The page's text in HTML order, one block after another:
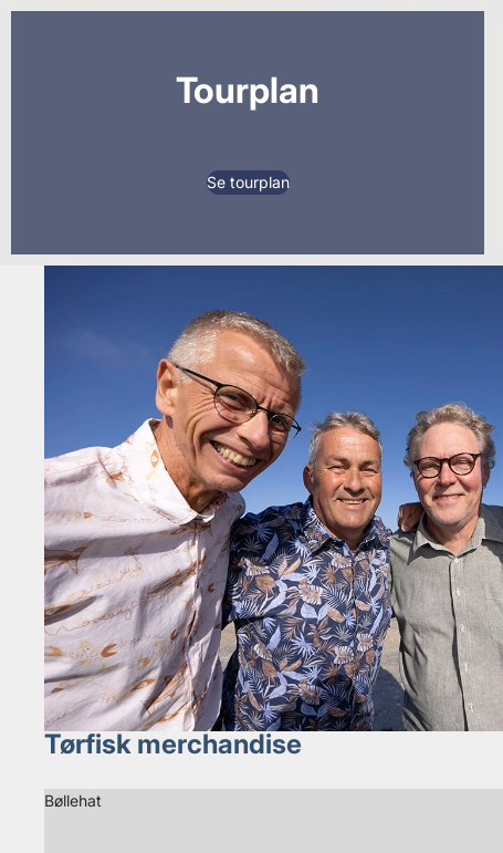
Tourplan
Se tourplan
Tørfisk merchandise
Bøllehat